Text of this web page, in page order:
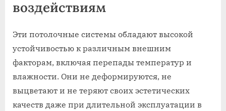
воздействиям
Эти потолочные системы обладают высокой
устойчивостью к различным внешним
факторам, включая перепады температур и
влажности. Они не деформируются, не
выцветают и не теряют своих эстетических
качеств даже при длительной эксплуатации в